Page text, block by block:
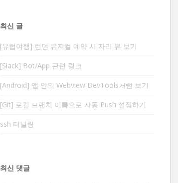
최신 글
[유럽여행] 런던 뮤지컬 예약 시 자리 뷰 보기
[Slack] Bot/App 관련 링크
[Android] 앱 안의 Webview DevTools처럼 보기
[Git] 로컬 브랜치 이름으로 자동 Push 설정하기
ssh 터널링
최신 댓글